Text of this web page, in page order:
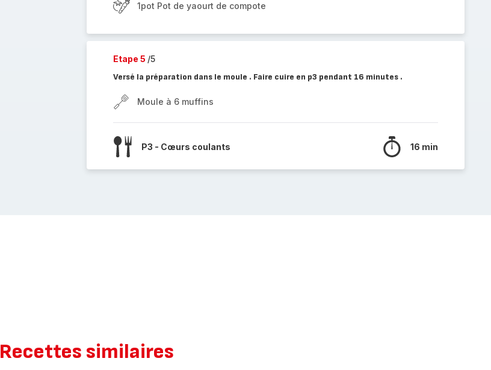
1pot Pot de yaourt de compote
Etape 5 /5
Versé la préparation dans le moule . Faire cuire en p3 pendant 16 minutes .
Moule à 6 muffins
P3 - Cœurs coulants 16 min
Recettes similaires